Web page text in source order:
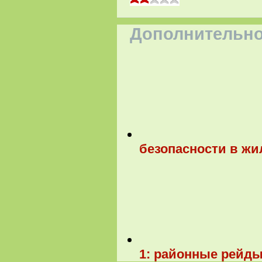
безопасности в
1: районные